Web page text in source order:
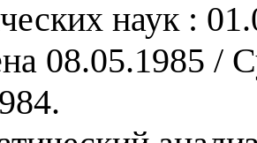
наук :
08.05.1985 /